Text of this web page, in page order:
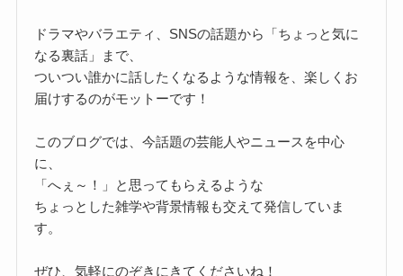
ドラマやバラエティ、SNSの話題から「ちょっと気に
なる裏話」まで、
ついつい誰かに話したくなるような情報を、楽しくお
届けするのがモットーです！
このブログでは、今話題の芸能人やニュースを中心
に、
「へぇ～！」と思ってもらえるような
ちょっとした雑学や背景情報も交えて発信していま
す。
ぜひ、気軽にのぞきにきてくださいね！